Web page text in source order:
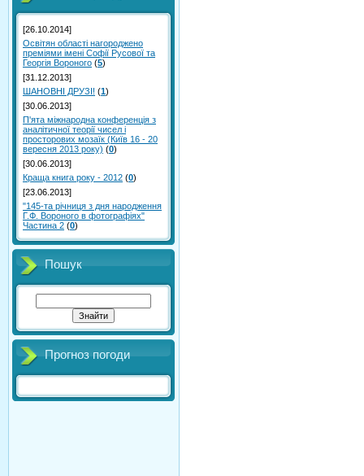
[26.10.2014]
Освітян області нагороджено
преміями імені Софії Русової та
Георгія Вороного (5)
[31.12.2013]
ШАНОВНІ ДРУЗІ! (1)
[30.06.2013]
П'ята міжнародна конференція з
аналітичної теорії чисел і
просторових мозаїк (Київ 16 - 20
вересня 2013 року) (0)
[30.06.2013]
Краща книга року - 2012 (0)
[23.06.2013]
"145-та річниця з дня народження
Г.Ф. Вороного в фотографіях"
Частина 2 (0)
Пошук
Прогноз погоди